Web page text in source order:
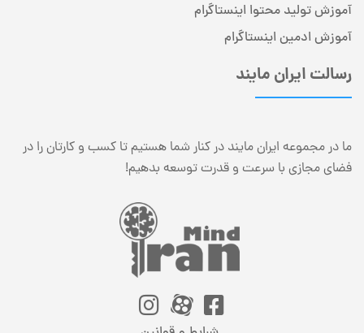
آموزش تولید محتوا اینستاگرام
آموزش ادمین اینستاگرام
رسالت ایران مایند
ما در مجموعه ایران مایند در کنار شما هستیم تا کسب و کارتان را در
فضای مجازی با سرعت و قدرت توسعه بدهیم!